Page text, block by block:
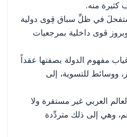
كثيرة منه.
في ظلِّ سباق قِوى دولية
قوى داخلية بمرجعيات
مفهوم الدولة بصفتها عقداً
ووسائط للتسوية، إلى
العربي غير مستقرة ولا
وهي إلى ذلك متردِّدة